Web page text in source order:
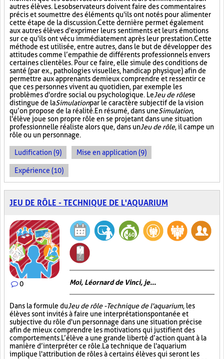
autres élèves. Les observateurs doivent faire des commentaires
précis et soumettre des éléments qu'ils ont notés pour alimenter
cette étape de la discussion. Cette dernière permet également
aux autres élèves d'exprimer leurs sentiments et leurs émotions
sur ce qu'ils ont vécu immédiatement après leur prestation. Cette
méthode est utilisée, entre autres, dans le but de développer des
attitudes comme l’empathie de différents professionnels envers
certaines clientèles. Pour ce faire, elle simule des conditions de
santé (par ex., pathologies visuelles, handicap physique) afin de
permettre aux apprenants de mieux comprendre et ressentir ce
que ces personnes vivent au quotidien, par exemple les
problèmes d'ordre social ou psychologique. LeJeu de rôlese
distingue de laSimulationpar le caractère subjectif de la vision
qu’on propose de la réalité. En résumé, dans uneSimulation,
l'élève joue son propre rôle en se projetant dans une situation
professionnelle réaliste alors que, dans unJeu de rôle, il campe un
rôle ou un personnage.
Ludification (9) Mise en application (9)
Expérience (10)
JEU DE RÔLE - TECHNIQUE DE L'AQUARIUM
0 Moi, Léornard de Vinci, je...
Dans la formule duJeu de rôle - Technique de l'aquarium, les
élèves sont invités à faire une interprétation spontanée et
subjective du rôle d'un personnage dans une situation précise
afin de mieux comprendre les motivations qui justifient des
comportements. L’élève a une grande liberté d’action quant à la
manière d’interpréter ce rôle. La technique de l'aquarium
implique l'attribution de rôles à certains élèves qui seront les